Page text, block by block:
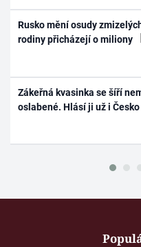
Rusko mění osudy
rodiny přicházejí o miliony
Zákeřná kvasinka se šíří
oslabené. Hlásí ji už i Česko